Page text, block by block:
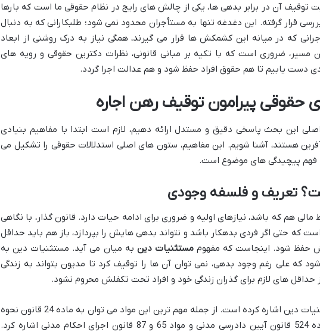
توقیف آن در برابر بدهی ها، یکی از چالش های رایج در نظام حقوقی ما است که بارها
قرار گرفته. این دغدغه تنها به مستأجران محدود نمی شود؛ طلبکارانی که به دنبال
که در میانه این کشمکش ها قرار می گیرند، همگی نیاز به درک روشنی از ابعاد
مسیر، ضروری است که با تکیه بر مبانی قانونی، نظرات دکترین حقوقی و رویه های
دست یابیم تا هم حقوق افراد حفظ شود و هم عدالت اجرا گردد.
حقوقی پیرامون توقیف رهن اجاره
این بحث پاسخی دقیق و مستدل ارائه دهیم، لازم است ابتدا با مفاهیم بنیادی
هستند، آشنا شویم. این مفاهیم، ستون های اصلی استدلالات حقوقی را تشکیل می
فهم پیچیدگی های موضوع است.
تعریف و فلسفه وجودی
هم که باشد، نیازهای اولیه و ضروری برای ادامه حیات دارد. قانون گذار، با نگاهی
که حتی اگر فردی بدهکار باشد و نتواند بدهی هایش را بپردازد، باز هم باید حداقل
اش حفظ شود. اینجاست که مفهوممستثنیات دین به میان می آید. مستثنیات دین به
که علی رغم وجود بدهی، نمی توان آن ها را توقیف کرد تا مدیون بتواند به زندگی
حداقل های لازم برای گذران زندگی خود و افراد تحت تکفلش محروم نشود.
قانون در مواد مختلفی به مستثنیات دین اشاره کرده است. از جمله مهم ترین این مواد می توان به ماده 24 قانون نحوه
اجرای محکومیت های مالی، ماده 524 قانون آیین دادرسی مدنی و مواد 65 و 87 قانون اجرای احکام مدنی اشاره کرد.